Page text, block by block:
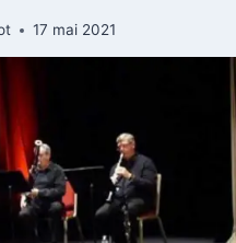
17 mai 2021